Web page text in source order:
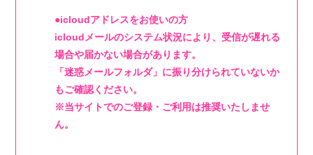
●icloudアドレスをお使いの方
icloudメールのシステム状況により、受信が遅れる
場合や届かない場合があります。
「迷惑メールフォルダ」に振り分けられていないか
もご確認ください。
※当サイトでのご登録・ご利用は推奨いたしませ
ん。